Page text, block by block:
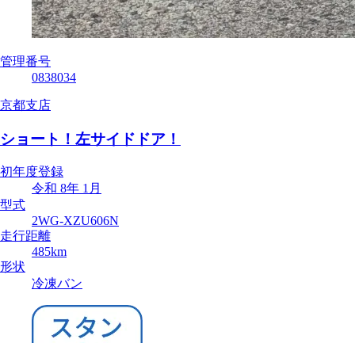
管理番号
0838034
京都支店
ショート！左サイドドア！
初年度登録
令和 8年 1月
型式
2WG-XZU606N
走行距離
485km
形状
冷凍バン